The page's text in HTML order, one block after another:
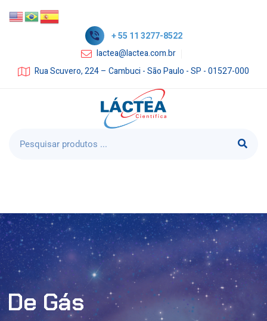
+ 55 11 3277-8522
lactea@lactea.com.br
Rua Scuvero, 224 – Cambuci - São Paulo - SP - 01527-000
De Gás